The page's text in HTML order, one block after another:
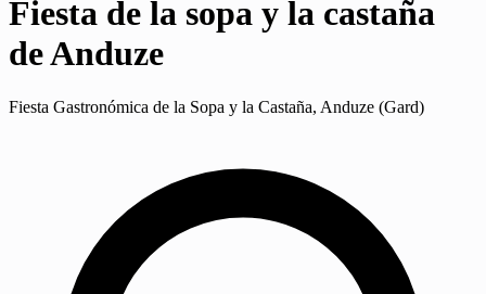
Fiesta de la sopa y la castaña
de Anduze
Fiesta Gastronómica de la Sopa y la Castaña, Anduze (Gard)